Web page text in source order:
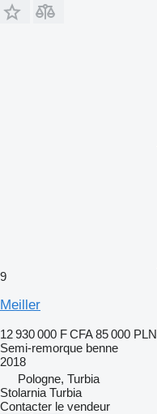
9
Meiller
12 930 000 F CFA 85 000 PLN
Semi-remorque benne
2018
Pologne, Turbia
Stolarnia Turbia
Contacter le vendeur